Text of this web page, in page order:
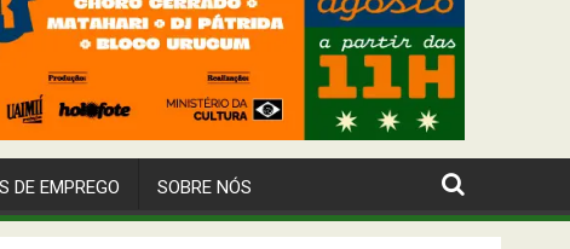
DE EMPREGO SOBRE NÓS